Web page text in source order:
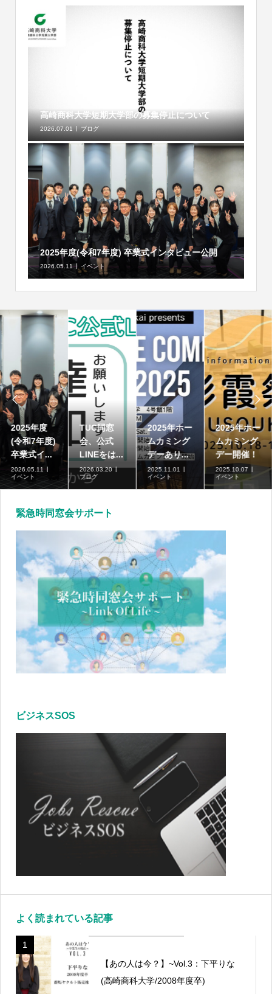
高崎商科大学短期大学部の募集停止について
2026.07.01 ブログ
2025年度(令和7年度) 卒業式インタビュー公開
2026.05.11 イベント

2025年度
(令和7年度)
卒業式イ...
2026.05.11
イベント
TUC同窓
会、公式
LINEをは...
2026.03.20
ブログ
2025年ホー
ムカミング
デーあり...
2025.11.01
イベント
2025年ホー
ムカミング
デー開催！
2025.10.07
イベント

緊急時同窓会サポート
ビジネスSOS
よく読まれている記事
1
【あの人は今？】~Vol.3：下平りな
(高崎商科大学/2008年度卒)